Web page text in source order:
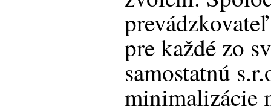
pre každé zo
samostatnú
minimalizácie